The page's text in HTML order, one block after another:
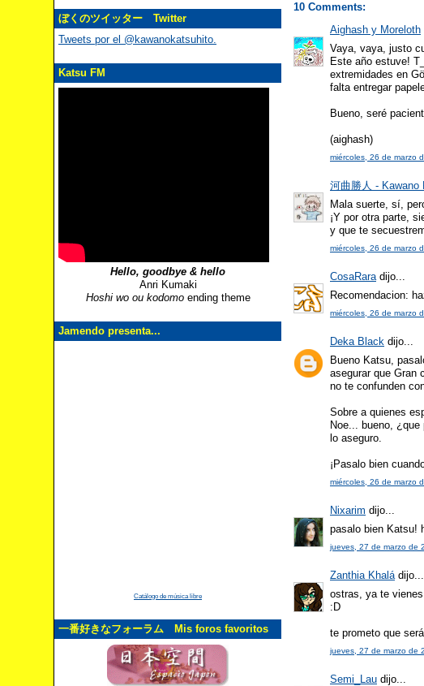
ぼくのツイッター Twitter
Tweets por el @kawanokatsuhito.
Katsu FM
Hello, goodbye & hello
Anri Kumaki
Hoshi wo ou kodomoending theme
Jamendo presenta...
Catálogo de música libre
一番好きなフォーラム Mis foros favoritos
10 Comments:
Aighash y Moreloth
Vaya, vaya, justo
Este año estuve!
extremidades en
falta entregar
Bueno, seré
(aighash)
miércoles, 26 de marzo
河曲勝人 - Kawano
Mala suerte, sí,
¡Y por otra parte,
y que te
miércoles, 26 de marzo
CosaRaradijo...
Recomendacion:
miércoles, 26 de marzo
Deka Black dijo...
Bueno Katsu,
asegurar que Gran
no te confunden
Sobre a quienes
Noe... bueno,
lo aseguro.
¡Pasalo bien
miércoles, 26 de marzo
Nixarim dijo...
pasalo bien Katsu!
jueves, 27 de marzo de
Zanthia Khaládijo...
ostras, ya te
:D
te prometo que
jueves, 27 de marzo de
Semi_Lau dijo...